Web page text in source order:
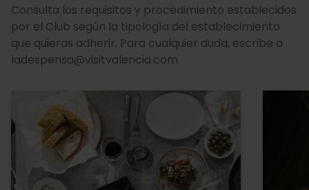
Consulta los requisitos y procedimiento establecidos
por el Club según la tipología del establecimiento
que quieras adherir. Para cualquier duda, escribe a
ladespensa@visitvalencia.com